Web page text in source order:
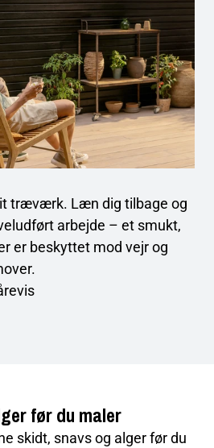
træværk. Læn dig tilbage og
arbejde – et smukt,
er beskyttet mod vejr og
før du maler
skidt, snavs og alger før du